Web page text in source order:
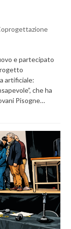
e partecipato
artificiale:
che ha
Pisogne…